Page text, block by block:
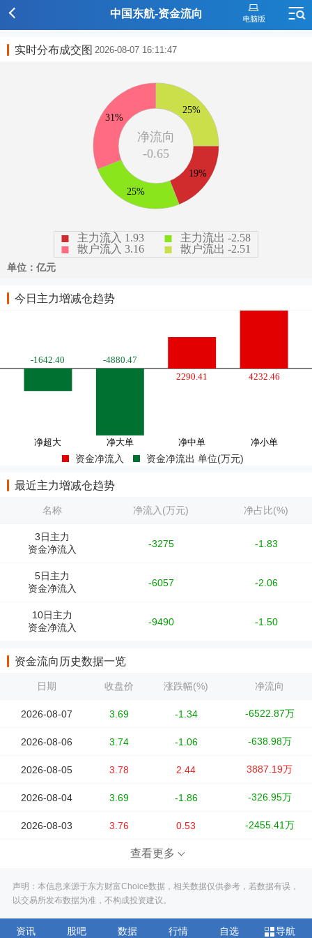
中国东航-资金流向
实时分布成交图 2026-08-07 16:11:47
今日主力增减仓趋势
资金净流入 资金净流出 单位(万元)
最近主力增减仓趋势
名称 净流入(万元) 净占比(%)
3日主力
资金净流入
-3275 -1.83
5日主力
资金净流入
-6057 -2.06
10日主力
资金净流入
-9490 -1.50
资金流向历史数据一览
日期 收盘价 涨跌幅(%) 净流向
2026-08-07 3.69 -1.34 -6522.87万
2026-08-06 3.74 -1.06 -638.98万
2026-08-05 3.78 2.44 3887.19万
2026-08-04 3.69 -1.86 -326.95万
2026-08-03 3.76 0.53 -2455.41万
查看更多
声明：本信息来源于东方财富Choice数据，相关数据仅供参考，若数据有误，
以交易所发布数据为准，不构成投资建议。
资讯 股吧 数据 行情 自选 导航